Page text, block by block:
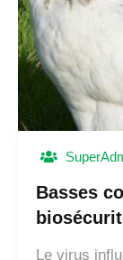
Basses
Le virus